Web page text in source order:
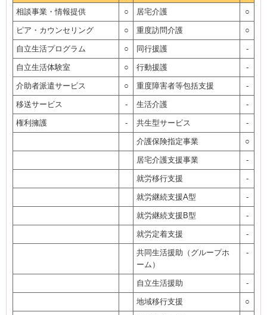
相談事業・情報提供
○ 居宅介護 ○
ピア・カウンセリング ○ 重度訪問介護 ○
自立生活プログラム ○ 同行援護 -
自立生活体験室 ○ 行動援護 -
介助者派遣サービス ○ 重度障害者等包括支援 -
移送サービス - 生活介護 -
権利擁護 - 共生型サービス -
介護保険指定事業 ○
居宅介護支援事業 -
就労移行支援 -
就労継続支援A型 -
就労継続支援B型 -
就労定着支援 -
共同生活援助（グループホ
ーム）
-
自立生活援助 -
地域移行支援 ○